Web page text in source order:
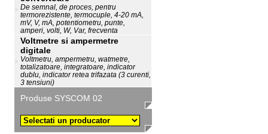
De semnal, de proces, pentru
termorezistente, termocuple, 4-20 mA,
mV, V, mA, potentiometru, punte,
amperi, volti, W, Var, frecventa
Voltmetre si ampermetre
digitale
Voltmetru, ampermetru, watmetre,
totalizatoare, integratoare, indicator
dublu, indicator retea trifazata (3 curenti,
3 tensiuni)
Produse SYSCOM 02